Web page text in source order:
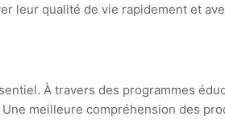
leur qualité de vie rapidement et
À travers des programmes
meilleure compréhension des